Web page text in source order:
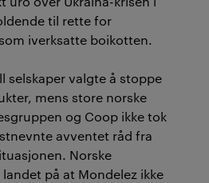
til rette for
iverksatte boikotten.
selskapervalgte å stoppe
mens store norske
og Coop ikke tok
avventet råd fra
Norske
landet på at Mondelez ikke